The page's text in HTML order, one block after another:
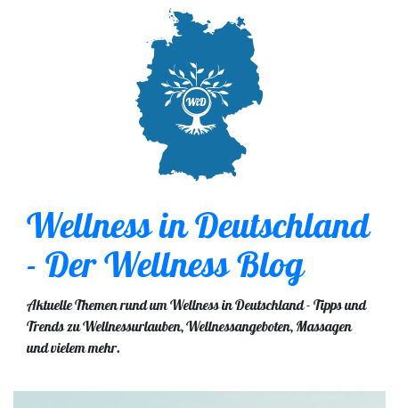
Wellness in Deutschland
- Der Wellness Blog
Aktuelle Themen rund um Wellness in Deutschland - Tipps und
Trends zu Wellnessurlauben, Wellnessangeboten, Massagen
und vielem mehr.